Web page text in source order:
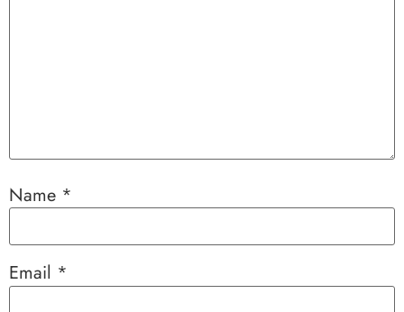
Name *
Email *